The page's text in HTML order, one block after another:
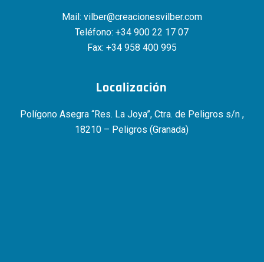
Mail: vilber@creacionesvilber.com
Teléfono:+34 900 22 17 07
Fax: +34 958 400 995
Localización
Polígono Asegra “Res. La Joya”, Ctra. de Peligros s/n ,
18210 – Peligros (Granada)